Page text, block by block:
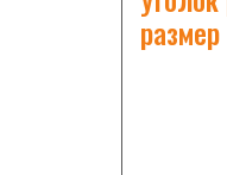
Трубы
заявку